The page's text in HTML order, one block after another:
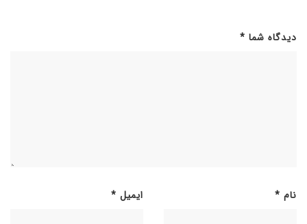
دیدگاه شما *
نام * ایمیل *